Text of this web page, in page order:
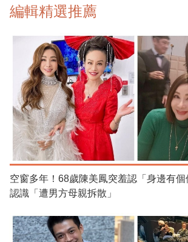
編輯精選推薦
空窗多年！68歲陳美鳳突羞認「身邊有
認識「遭男方母親拆散」